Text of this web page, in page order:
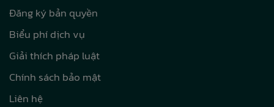
Đăng ký bản quyền
Biểu phí dịch vụ
Giải thích pháp luật
Chính sách bảo mật
Liên hệ